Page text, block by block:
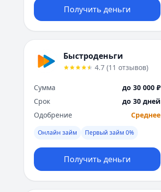
Получить деньги
Быстроденьги
4.7 (11 отзывов)
Сумма
до 30 000 ₽
Срок
до 30 дней
Одобрение
Среднее
Онлайн займ Первый займ 0%
Получить деньги